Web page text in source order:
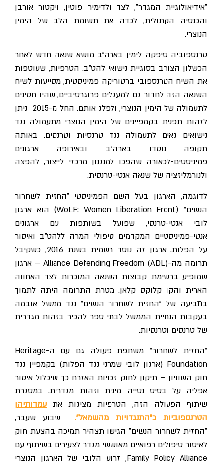
"אידיאולוגיית המגדר", לצד ולדימיר פוטין, ויקטור אורבן
והכנסיה הקתולית, לכדה את תשומת הלב של הימין
הנוצרי.
טרנספוביה סיפקה לימין בארה"ב מושא שנאה חדש לאחר
הכשלון הצורב בסוגיית נישואי להט"ב. הטרפיות, שעוטפות
את השיח הטרנספובי ברטוריקה פמיניסטית, מסייעות לשיח
השנאה הזה לחדור גם למעגלים פרוגרסיביים, שהיו חסינים
לתעמולה של הימין הנוצרי, ולפלג אותם. החל מ-2015 ניתן
לזהות תפנית בקמפיינים של הימין הנוצרי מתעמולה נגד
נישואים גאים לתעמולה נגד טרנסיות וטרנסים. באותה
תקופה נוסדו בארה"ב ובאירופה ארגונים
פמיניסטים-לכאורה שהפכו למנגנון מרכזי לייצור, להפצה
ולנורמליזציה של שנאה אנטי-טרנסית.
לדוגמה, הארגון בעל השם הפמיניסטי "החזית לשחרור
הנשים" (WoLF: Women Liberation Front) הוא ארגון
לובי אנטי-טרנסי, שפועל בשותפות עם ארגונים
אנטי-פמיניסטיים המקדמים טיפולי המרה ללהט"ב ואיסור
על הפלות. ארגון זה נוסד רשמית בשנת 2016, כשקיבל
תרומה מה-Alliance Defending Freedom (ADL) – ארגון
שמופיע ברשימת קבוצות השנאה המוכרות לצד האחווה
הארית והקו קלוקס קלאן. מטרת התרומה היתה לתמוך
בתביעה של "החזית לשחרור הנשים" נגד ממשל אובמה
בעקבות הנחיית הממשל לבתי ספר להכיר בזהות מגדרית
של טרנסים וטרנסיות.
"החזית לשחרור" משתפת פעולה גם עם ה-Heritage
Foundation (ארגון לובי שמרני נגד הפלות) בקמפיין נגד
חוק השוויון – תיקון לחוק זכויות האזרח כך שיכלול איסור
אפליה על בסיס נטייה מינית וזהות מגדרית. במסגרת
שיתוף הפעולה הזה, הטרפיות מציגות אתעמדותיהן
הטרנספוביות כ"התנגדויות מהשמאל".שבוע שעבר,
"החזית לשחרור הנשים" הגישו תצהיר תמיכה בהצעת חוק
לאיסור טיפולים רפואיים מאוששי מגדר לצעירים בשיתוף עם
Family Policy Alliance, זרוע הלובי של הארגון הנוצרי